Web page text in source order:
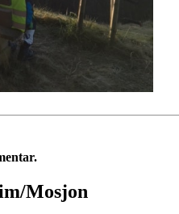
Mosjon